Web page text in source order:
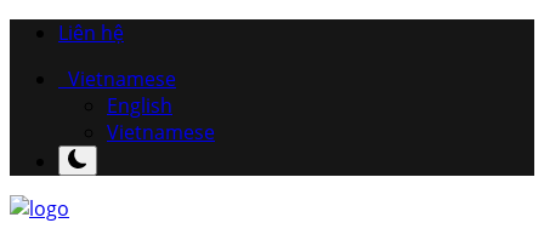
Liên hệ
Vietnamese
English
Vietnamese